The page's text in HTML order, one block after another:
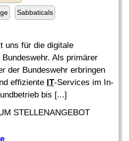
Sabbaticals
uns für die digitale
Als primärer
der Bundeswehr erbringen
effiziente IT-Services im In-
bis [...]
STELLENANGEBOT